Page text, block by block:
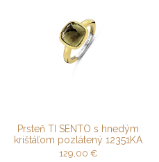
Prsteň TI SENTO s hnedým
krištáľom pozlátený 12351KA
129,00 €